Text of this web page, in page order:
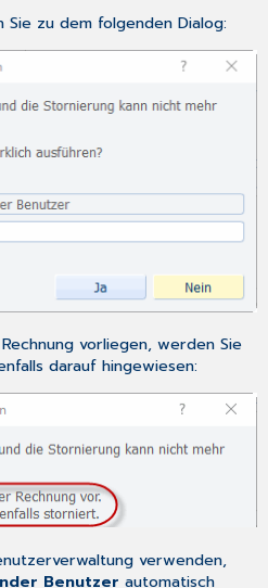
zu dem folgenden Dialog:
vorliegen, werden Sie
darauf hingewiesen:
verwenden,
Benutzer automatisch